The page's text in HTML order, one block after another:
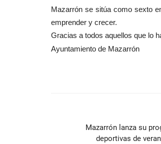
Mazarrón se sitúa como sexto
emprender y crecer.
Gracias a todos aquellos que lo
Ayuntamiento de Mazarrón
Mazarrón lanza su
deportivas de